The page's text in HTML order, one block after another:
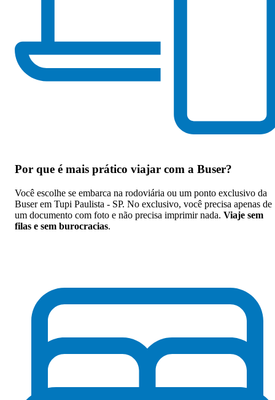
Por que é mais prático viajar com a Buser?
Você escolhe se embarca na rodoviária ou um ponto exclusivo da
Buser em Tupi Paulista - SP. No exclusivo, você precisa apenas de
um documento com foto e não precisa imprimir nada. Viaje sem
filas e sem burocracias.